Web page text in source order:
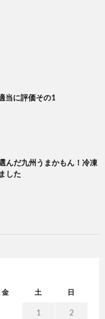
当に評価その1
んだ九州うまかもん！冷凍
した
金 土 日
1 2